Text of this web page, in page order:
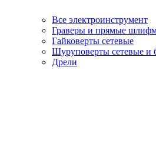
Все электроинструмент
Граверы и прямые
Гайковерты сетевые
Шуруповерты сетевые и
Дрели